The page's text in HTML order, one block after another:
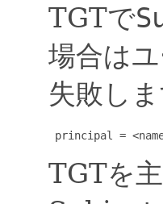
TGTで
場合は
失敗しま
principal =
TGTを